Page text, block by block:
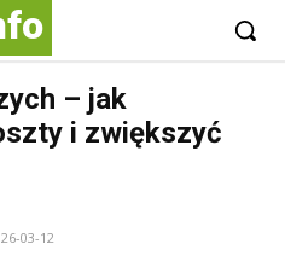
– jak
i zwiększyć
03-12